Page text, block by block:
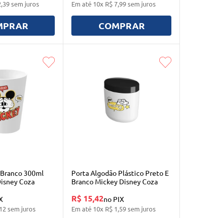
,39sem juros Em até 10x R$7,99sem juros
COMPRAR
300ml
Coza
12 sem juros
Porta Algodão Plástico Preto E
Branco Mickey Disney Coza
R$ 15,42no PIX
Em até 10x R$ 1,59sem juros